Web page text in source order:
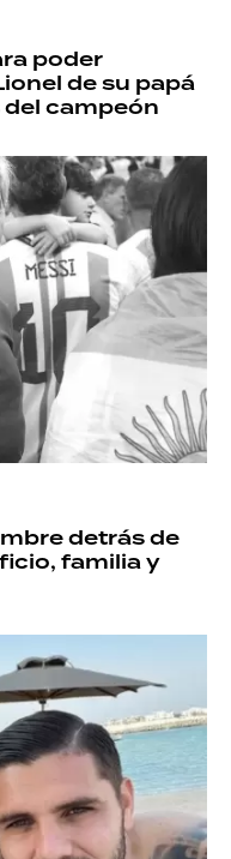
poder
de su papá
campeón
detrás de
familia y